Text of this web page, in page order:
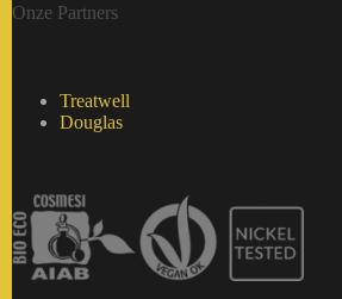
Onze Partners
Treatwell
Douglas